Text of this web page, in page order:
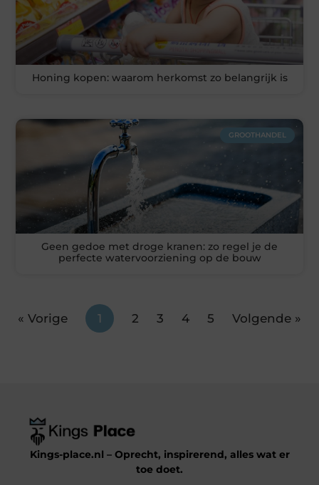
Honing kopen: waarom herkomst zo belangrijk is
GROOTHANDEL
Geen gedoe met droge kranen: zo regel je de
perfecte watervoorziening op de bouw
« Vorige 1 2 3 4 5 Volgende »
Kings-place.nl – Oprecht, inspirerend, alles wat er
toe doet.